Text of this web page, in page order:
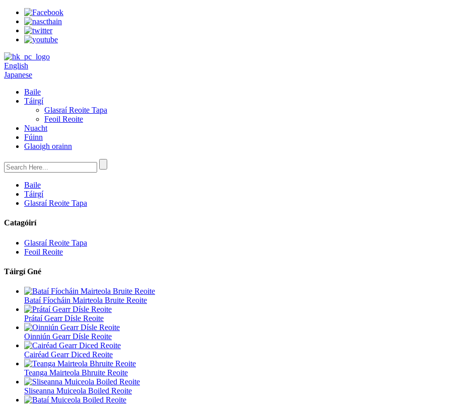
English
Japanese
Baile
Táirgí
Glasraí Reoite Tapa
Feoil Reoite
Nuacht
Fúinn
Glaoigh orainn
Baile
Táirgí
Glasraí Reoite Tapa
Catagóirí
Glasraí Reoite Tapa
Feoil Reoite
Táirgí Gné
Bataí Fíocháin Mairteola Bruite Reoite
Prátaí Gearr Dísle Reoite
Oinniún Gearr Dísle Reoite
Cairéad Gearr Diced Reoite
Teanga Mairteola Bhruite Reoite
Sliseanna Muiceola Boiled Reoite